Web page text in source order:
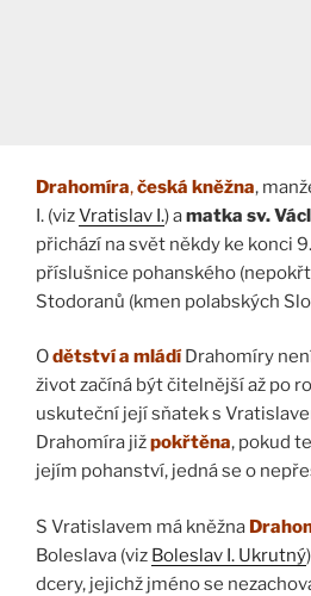
Drahomíra,česká kněžna,
I. (vizVratislav I.) amatka sv.
přichází na svět někdy ke konci
příslušnice pohanského
Stodoranů (kmen polabských
Odětství a mládíDrahomíry
život začíná být čitelnější až po
uskuteční její sňatek s
Drahomíra jižpokřtěna, pokud
jejím pohanství, jedná se o
S Vratislavem má kněžna
Boleslava (viz Boleslav I. Ukrutný
dcery, jejichž jméno se